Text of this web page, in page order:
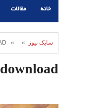
خانه مقالات
سایک نیوز » » DOWNLOAD
download